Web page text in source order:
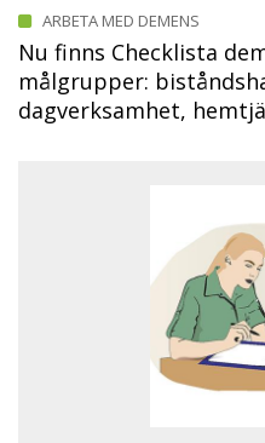
ARBETA MED DEMENS
Nu finns Checklista
målgrupper:
dagverksamhet,